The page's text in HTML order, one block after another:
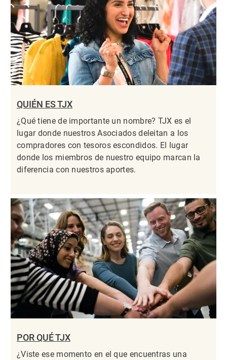
QUIÉN ES TJX
¿Qué tiene de importante un nombre? TJX es el
lugar donde nuestros Asociados deleitan a los
compradores con tesoros escondidos. El lugar
donde los miembros de nuestro equipo marcan la
diferencia con nuestros aportes.
POR QUÉ TJX
¿Viste ese momento en el que encuentras una